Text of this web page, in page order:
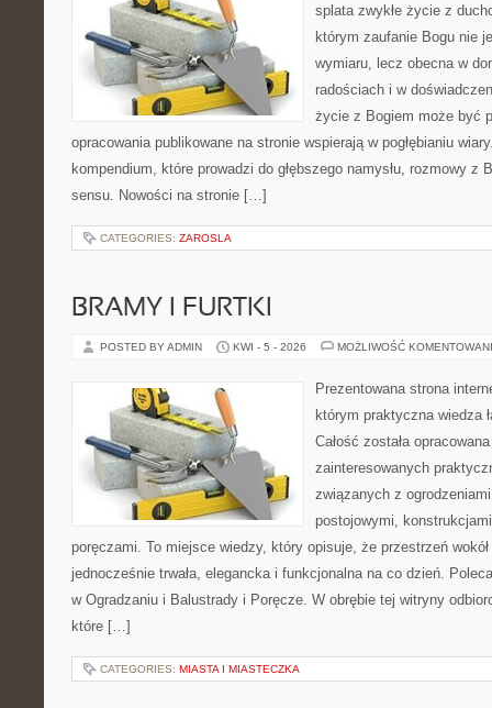
splata zwykłe życie z
którym zaufanie Bogu nie
wymiaru, lecz obecna w
radościach i w
życie z Bogiem może być
opracowania publikowane na stronie wspierają w pogłębianiu
kompendium, które prowadzi do głębszego namysłu, rozmowy z
sensu. Nowości na stronie […]
CATEGORIES: ZAROSLA
BRAMY I FURTKI
POSTED BY ADMIN KWI - 5 - 2026 MOŻLIWOŚĆ
Prezentowana strona
którym praktyczna wiedza
Całość została
zainteresowanych
związanych z
postojowymi,
poręczami. To miejsce wiedzy, który opisuje, że przestrzeń
jednocześnie trwała, elegancka i funkcjonalna na co dzień.
w Ogradzaniu i Balustrady i Poręcze. W obrębie tej witryny
które […]
CATEGORIES: MIASTA I MIASTECZKA